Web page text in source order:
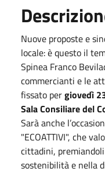
Nuove proposte e
locale: è questo il
Spinea Franco
commercianti e le
fissato pergiovedì
Sala Consiliare del
Sarà anche
"ECOATTIVI", che
cittadini,
sostenibilità e nella